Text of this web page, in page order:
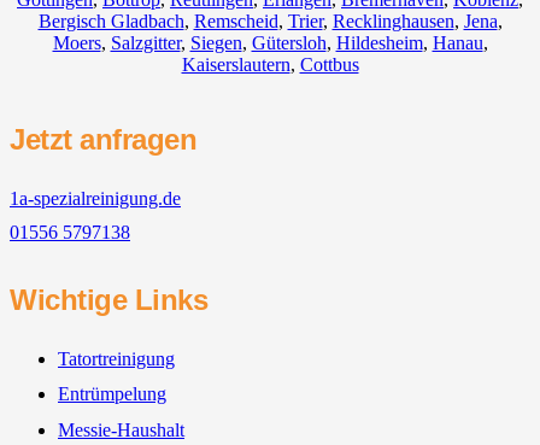
Bergisch Gladbach, Remscheid, Trier, Recklinghausen, Jena,
Moers, Salzgitter, Siegen, Gütersloh, Hildesheim, Hanau,
Kaiserslautern, Cottbus
Jetzt anfragen
1a-spezialreinigung.de
01556 5797138
Wichtige Links
Tatortreinigung
Entrümpelung
Messie-Haushalt